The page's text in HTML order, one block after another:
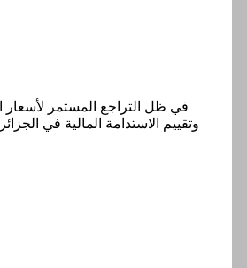
في ظل التراجع المستمر لأسعار
وتقييم الاستدامة المالية في